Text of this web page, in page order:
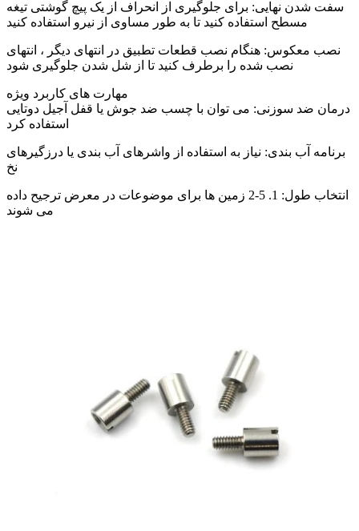
سفت شدن نهایی: برای جلوگیری از انحراف از یک پیچ گوشتی تیغه
مسطح استفاده کنید تا به طور مساوی از نیرو استفاده کنید
نصب معکوس: هنگام نصب قطعات تطبیق در انتهای دیگر ، انتهای
نصب شده را برطرف کنید تا از شل شدن جلوگیری شود
مهارت های کاربرد ویژه
درمان ضد سوزنی: می توان با چسب ضد جوش یا قفل آجیل دوتایی
استفاده کرد
برنامه آب بندی: نیاز به استفاده از واشرهای آب بندی یا درزگیرهای
نخ
انتخاب طول: 1. 5-2 زمین ها برای موضوعات در معرض ترجیح داده
می شوند